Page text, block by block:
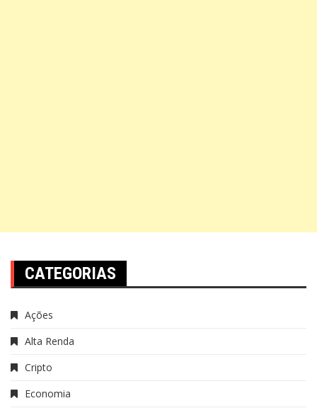
CATEGORIAS
Ações
Alta Renda
Cripto
Economia